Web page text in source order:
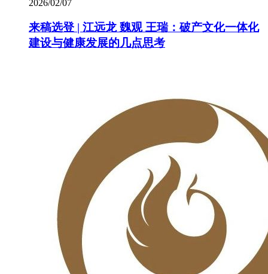
2026/02/07
来稿选登 | 江远龙 魏观 王瑞：破产文化一体化
建设与健康发展的几点思考